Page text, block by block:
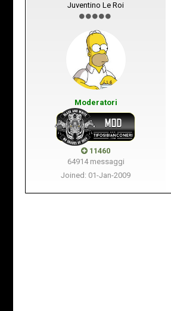
Juventino Le Roi
Moderatori
11460
64914 messaggi
Joined: 01-Jan-2009